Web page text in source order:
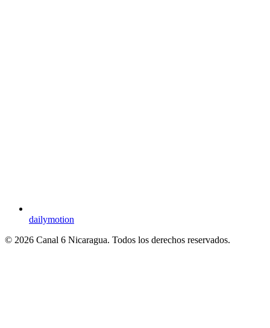
dailymotion
© 2026 Canal 6 Nicaragua. Todos los derechos reservados.